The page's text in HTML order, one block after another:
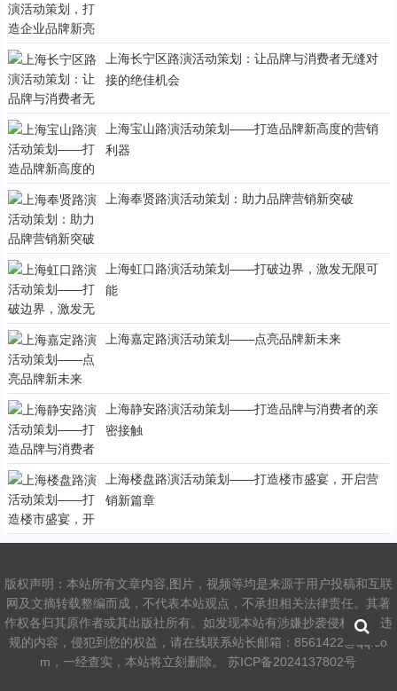
上海长宁区路演活动策划：让品牌与消费者无缝对
接的绝佳机会
上海宝山路演活动策划——打造品牌新高度的营销
利器
上海奉贤路演活动策划：助力品牌营销新突破
上海虹口路演活动策划——打破边界，激发无限可
能
上海嘉定路演活动策划——点亮品牌新未来
上海静安路演活动策划——打造品牌与消费者的亲
密接触
上海楼盘路演活动策划——打造楼市盛宴，开启营
销新篇章
版权声明：本站所有文章内容,图片，视频等均是来源于用户投稿和互联
网及文摘转载整编而成，不代表本站观点，不承担相关法律责任。其著
作权各归其原作者或其出版社所有。如发现本站有涉嫌抄袭侵权/违法违
规的内容，侵犯到您的权益，请在线联系站长邮箱：8561422@qq.co
m，一经查实，本站将立刻删除。苏ICP备2024137802号